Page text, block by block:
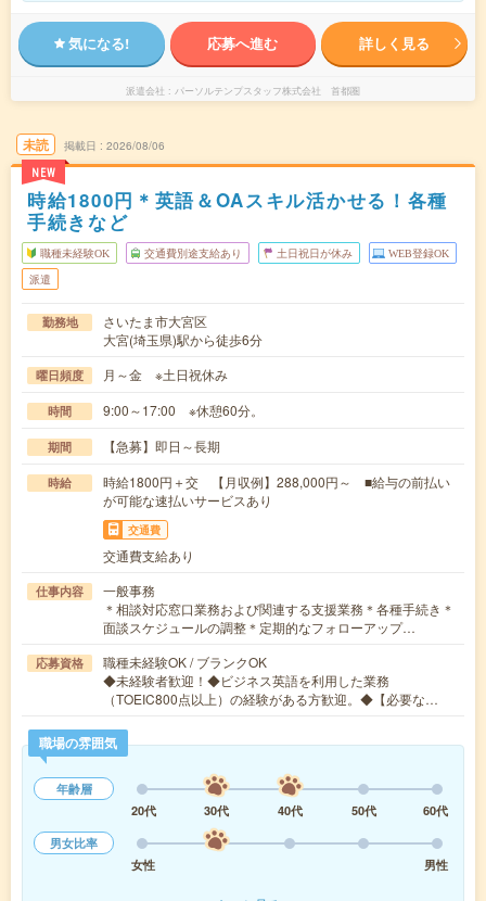
気になる! 応募へ進む 詳しく見る
派遣会社 パーソルテンプスタッフ株式会社 首都圏
未読
NEW
掲載日 2026/08/06
時給1800円＊英語＆OAスキル活かせる！各種
手続きなど
職種未経験OK 交通費別途支給あり 土日祝日が休み WEB登録OK
派遣
勤務地
さいたま市大宮区
大宮(埼玉県)駅から徒歩6分
曜日頻度 月～金 ※土日祝休み
時間 9:00～17:00 ※休憩60分。
期間 【急募】即日～長期
時給
時給1800円＋交 【月収例】288,000円～ ■給与の前払い
が可能な速払いサービスあり
交通費
交通費支給あり
仕事内容
一般事務
＊相談対応窓口業務および関連する支援業務＊各種手続き＊
面談スケジュールの調整＊定期的なフォローアップ…
応募資格
職種未経験OK / ブランクOK
◆未経験者歓迎！◆ビジネス英語を利用した業務
（TOEIC800点以上）の経験がある方歓迎。◆【必要な…
職場の雰囲気
年齢層
20代
30代 40代 50代
60代
男女比率
女性
男性